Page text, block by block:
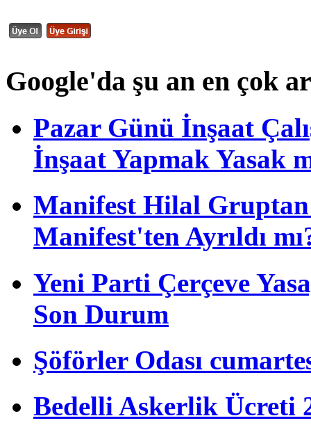
Google'da şu an en çok
Pazar Günü İnşaat
İnşaat Yapmak Yasak
Manifest Hilal Gruptan
Manifest'ten Ayrıldı
Yeni Parti Çerçeve
Son Durum
Şöförler Odası
Bedelli Askerlik Ücreti